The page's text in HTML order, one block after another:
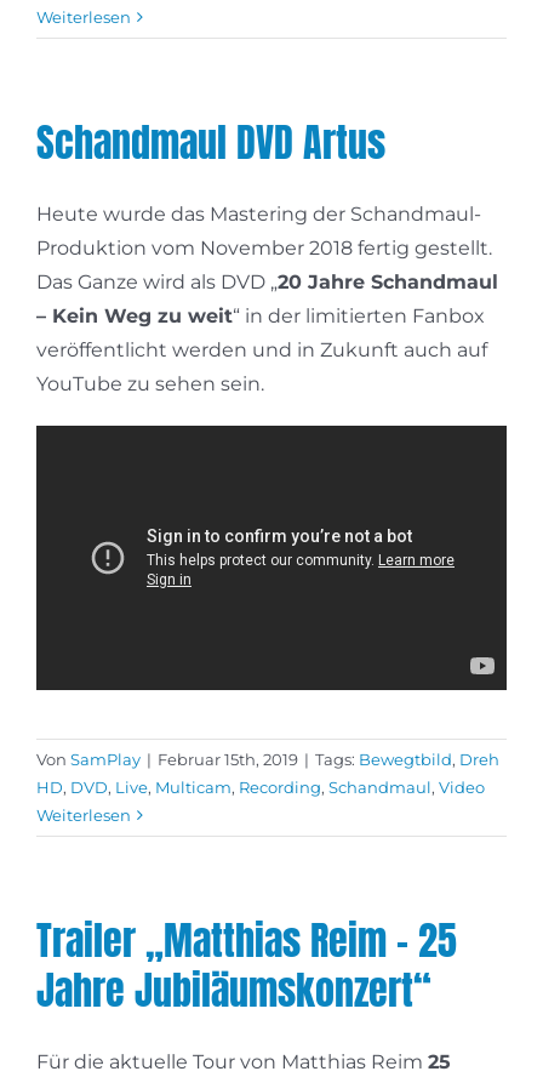
Weiterlesen
Schandmaul DVD Artus
Heute wurde das Mastering der Schandmaul-
Produktion vom November 2018 fertig gestellt.
Das Ganze wird als DVD „20 Jahre Schandmaul
– Kein Weg zu weit“ in der limitierten Fanbox
veröffentlicht werden und in Zukunft auch auf
YouTube zu sehen sein.
Von SamPlay | Februar 15th, 2019 | Tags: Bewegtbild, Dreh
HD, DVD, Live, Multicam, Recording, Schandmaul, Video
Weiterlesen
Trailer „Matthias Reim – 25
Jahre Jubiläumskonzert“
Für die aktuelle Tour von Matthias Reim 25